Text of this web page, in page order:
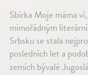
Sbírka Moje máma
mimořádným
Srbsku se stala
posledních let a
zemích bývalé